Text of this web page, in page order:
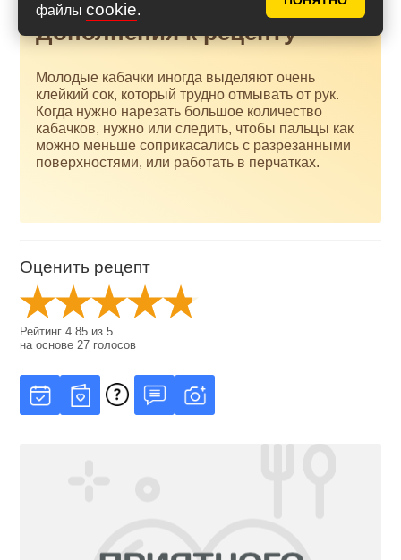
файлы cookie.
Дополнения к рецепту
Молодые кабачки иногда выделяют очень
клейкий сок, который трудно отмывать от рук.
Когда нужно нарезать большое количество
кабачков, нужно или следить, чтобы пальцы как
можно меньше соприкасались с разрезанными
поверхностями, или работать в перчатках.
Оценить рецепт
Рейтинг4.85 из5
на основе27 голосов